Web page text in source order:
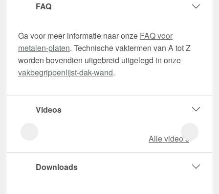
FAQ
Ga voor meer informatie naar onze FAQ voor
metalen-platen. Technische vaktermen van A tot Z
worden bovendien uitgebreid uitgelegd in onze
vakbegrippenlijst-dak-wand.
Videos
Alle video‘s
Downloads